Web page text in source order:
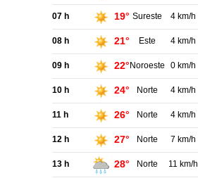
07 h 19° Sureste 4 km/h
08 h 21° Este 4 km/h
09 h 22° Noroeste 0 km/h
10 h 24° Norte 4 km/h
11 h 26° Norte 4 km/h
12 h 27° Norte 7 km/h
13 h 28° Norte 11 km/h